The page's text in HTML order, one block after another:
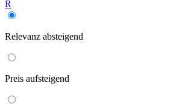
R
Relevanz absteigend
Preis aufsteigend